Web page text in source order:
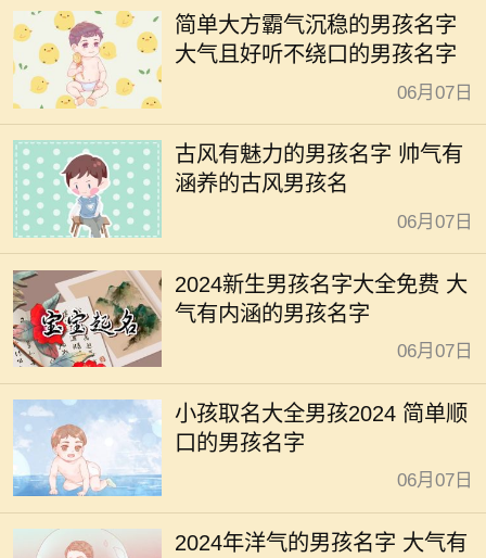
简单大方霸气沉稳的男孩名字
大气且好听不绕口的男孩名字
06月07日
古风有魅力的男孩名字 帅气有
涵养的古风男孩名
06月07日
2024新生男孩名字大全免费 大
气有内涵的男孩名字
06月07日
小孩取名大全男孩2024 简单顺
口的男孩名字
06月07日
2024年洋气的男孩名字 大气有